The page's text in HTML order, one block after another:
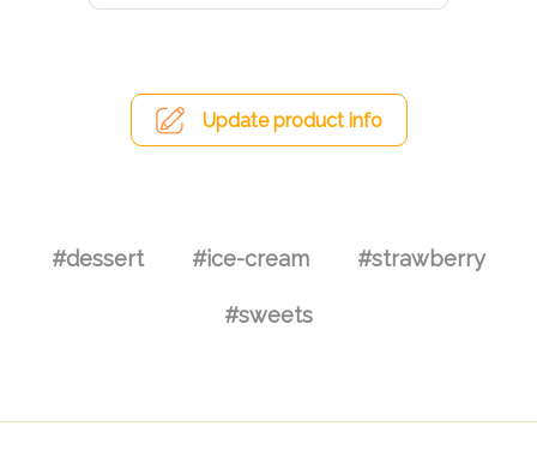
Update product info
#dessert #ice-cream #strawberry
#sweets